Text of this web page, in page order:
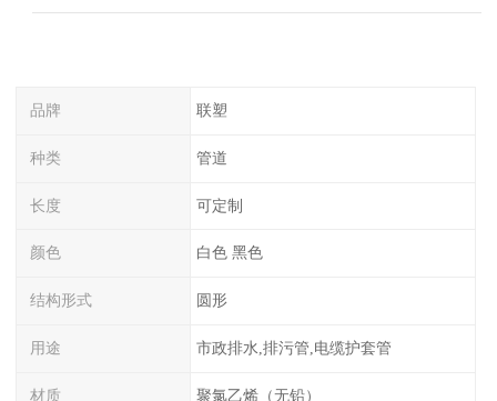
品牌 联塑
种类 管道
长度 可定制
颜色 白色 黑色
结构形式 圆形
用途 市政排水,排污管,电缆护套管
材质 聚氯乙烯（无铅）